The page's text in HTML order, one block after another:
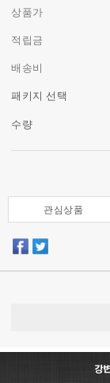
상품가
적립금
배송비
패키지 선택
수량
관심상품